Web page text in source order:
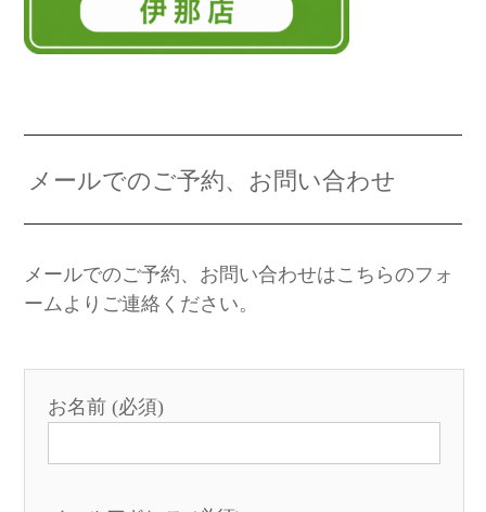
メールでのご予約、お問い合わせ
メールでのご予約、お問い合わせはこちらのフォ
ームよりご連絡ください。
お名前 (必須)